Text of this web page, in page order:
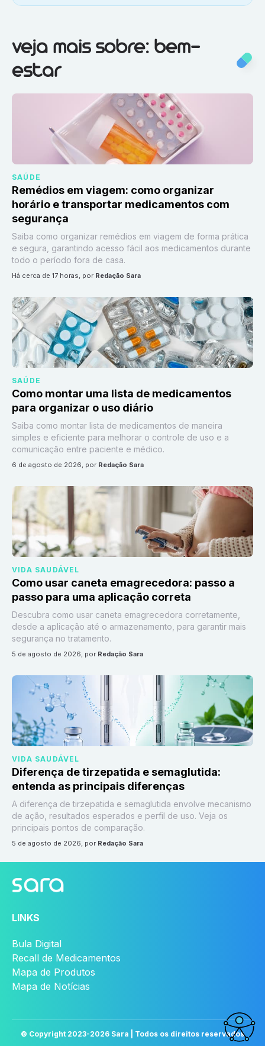
Veja mais sobre:Bem-estar
veja mais sobre: bem-
estar
SAÚDE
Remédios em viagem: como organizar
horário e transportar medicamentos com
segurança
Saiba como organizar remédios em viagem de forma prática
e segura, garantindo acesso fácil aos medicamentos durante
todo o período fora de casa.
há cerca de 17 horas , por Redação Sara
SAÚDE
Como montar uma lista de medicamentos
para organizar o uso diário
Saiba como montar lista de medicamentos de maneira
simples e eficiente para melhorar o controle de uso e a
comunicação entre paciente e médico.
6 de agosto de 2026 , por Redação Sara
VIDA SAUDÁVEL
Como usar caneta emagrecedora: passo a
passo para uma aplicação correta
Descubra como usar caneta emagrecedora corretamente,
desde a aplicação até o armazenamento, para garantir mais
segurança no tratamento.
5 de agosto de 2026 , por Redação Sara
VIDA SAUDÁVEL
Diferença de tirzepatida e semaglutida:
entenda as principais diferenças
A diferença de tirzepatida e semaglutida envolve mecanismo
de ação, resultados esperados e perfil de uso. Veja os
principais pontos de comparação.
5 de agosto de 2026 , por Redação Sara
LINKS
Bula Digital
Recall de Medicamentos
Mapa de Produtos
Mapa de Notícias
© Copyright 2023-2026 Sara | Todos os direitos reservados